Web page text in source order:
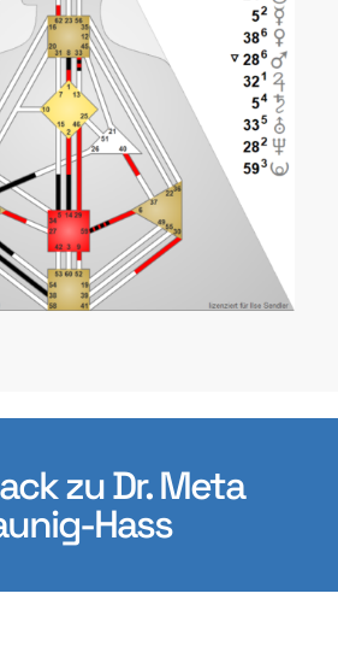
zu Dr. Meta
Hass